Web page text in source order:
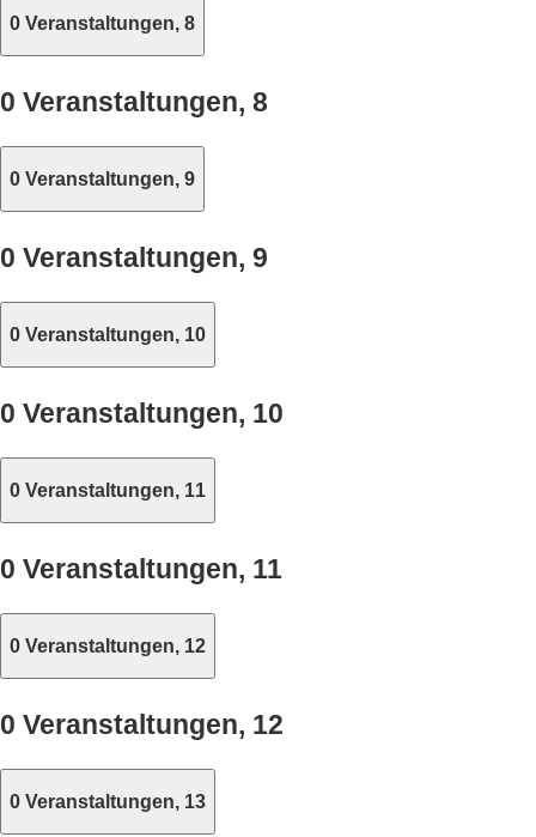
0 Veranstaltungen, 8
0 Veranstaltungen, 8
0 Veranstaltungen, 9
0 Veranstaltungen, 9
0 Veranstaltungen, 10
0 Veranstaltungen, 10
0 Veranstaltungen, 11
0 Veranstaltungen, 11
0 Veranstaltungen, 12
0 Veranstaltungen, 12
0 Veranstaltungen, 13